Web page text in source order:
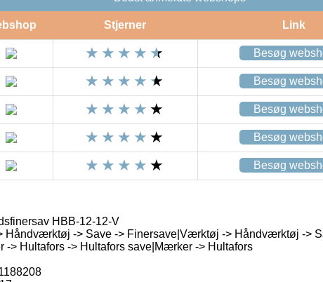
Stjerner Link
Besøg
Besøg
Besøg
Besøg
Besøg
HBB-12-12-V
Håndværktøj -> Save -> Finersave|Værktøj -> Håndværktøj ->
> Hultafors -> Hultafors save|Mærker -> Hultafors